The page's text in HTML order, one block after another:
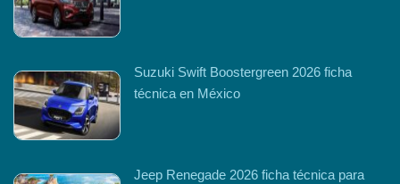
Suzuki Swift Boostergreen 2026 ficha
técnica en México
Jeep Renegade 2026 ficha técnica para